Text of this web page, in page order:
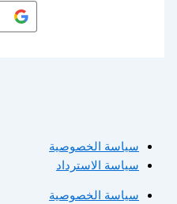
سياسة الخصوصية
سياسة الاسترداد
سياسة الخصوصية